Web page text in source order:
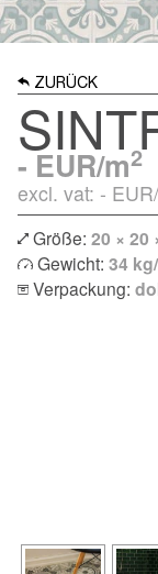
ZURÜCK
-EUR/m2
excl. vat: -
Größe: 20 × 20
Gewicht: 34
Verpackung: